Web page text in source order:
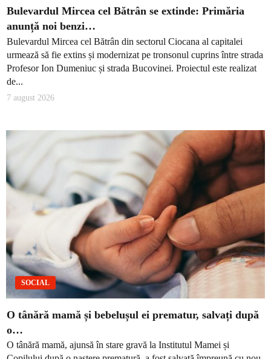
Bulevardul Mircea cel Bătrân se extinde: Primăria
anunță noi benzi…
Bulevardul Mircea cel Bătrân din sectorul Ciocana al capitalei
urmează să fie extins și modernizat pe tronsonul cuprins între strada
Profesor Ion Dumeniuc și strada Bucovinei. Proiectul este realizat
de...
7 august 2026
SOCIAL
O tânără mamă și bebelușul ei prematur, salvați după
o…
O tânără mamă, ajunsă în stare gravă la Institutul Mamei și